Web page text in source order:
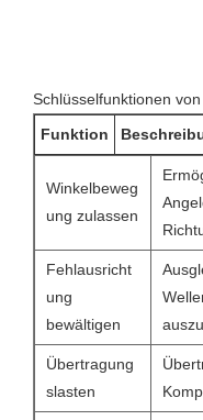
Schlüsselfunktionen
Funktion
Winkelbeweg
ung zulassen
Fehlausricht
ung
bewältigen
Übertragung
slasten